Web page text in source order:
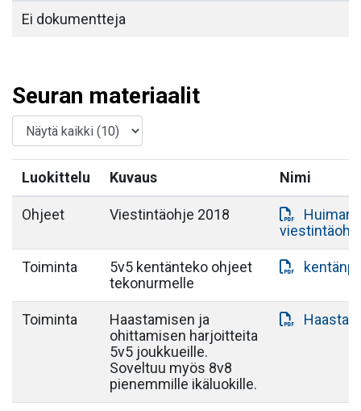
Ei dokumentteja
Seuran materiaalit
Luokittelu Kuvaus Nimi
Ohjeet Viestintäohje 2018
Huiman
Toiminta
5v5 kentänteko ohjeet
tekonurmelle
Toiminta
Haastamisen ja
ohittamisen harjoitteita
5v5 joukkueille.
Soveltuu myös 8v8
pienemmille ikäluokille.